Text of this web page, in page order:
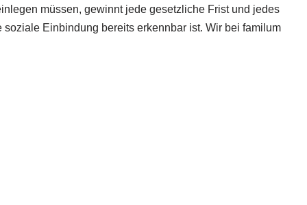
müssen, gewinnt jede gesetzliche Frist und jedes
Einbindung bereits erkennbar ist. Wir bei familum